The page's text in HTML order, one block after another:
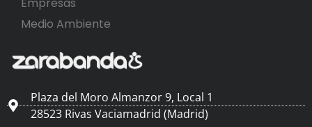
Medio Ambiente
Plaza del Moro Almanzor 9, Local 1
28523 Rivas Vaciamadrid (Madrid)